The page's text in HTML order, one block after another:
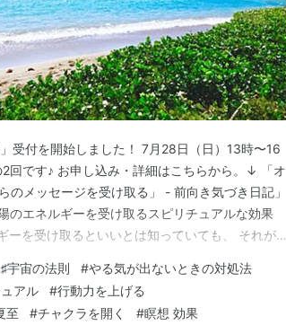
受付を開始しました！ 7月28日（日）13時〜16
回です♪ お申し込み・詳細はこちらから。↓ 「オ
のメッセージを受け取る」 - 前向き気づき日記」
ネルギーを受け取るスピリチュアルな効果
ーを受け取るといいとは知っていても、 それが
な角度からお話ししたいと思います。 やる気が
宙の法則 #やる気が出ないときの対処法
アル #行動力を上げる
至 #チャクラを開く #瞑想 効果